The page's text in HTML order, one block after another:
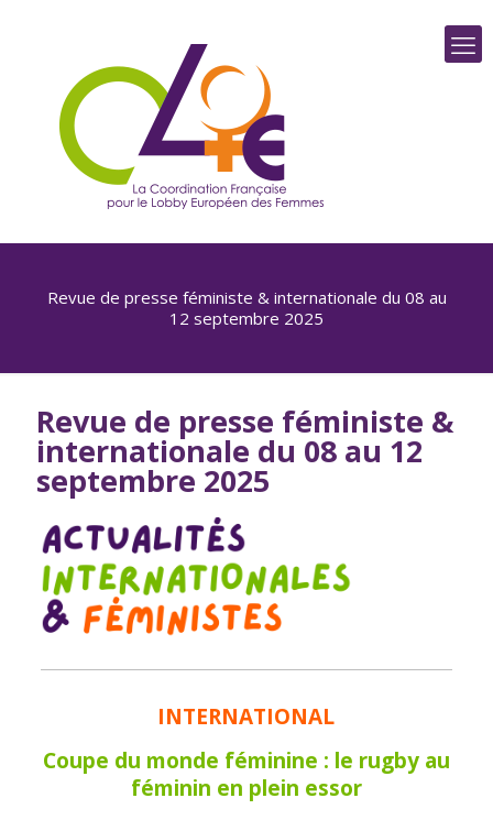
Revue de presse féministe & internationale du 08 au
12 septembre 2025
Revue de presse féministe &
internationale du 08 au 12
septembre 2025
INTERNATIONAL
Coupe du monde féminine : le rugby au
féminin en plein essor